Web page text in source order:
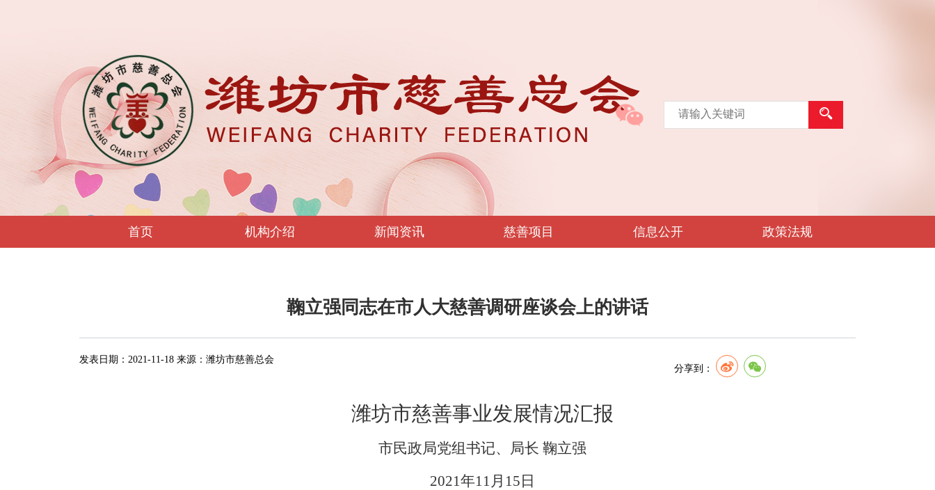
首页 机构介绍 新闻资讯 慈善项目 信息公开 政策法规
鞠立强同志在市人大慈善调研座谈会上的讲话
发表日期： 2021-11-18 来源： 潍坊市慈善总会
分享到：
潍坊市慈善事业发展情况汇报
市民政局党组书记、局长 鞠立强
2021年11月 15 日